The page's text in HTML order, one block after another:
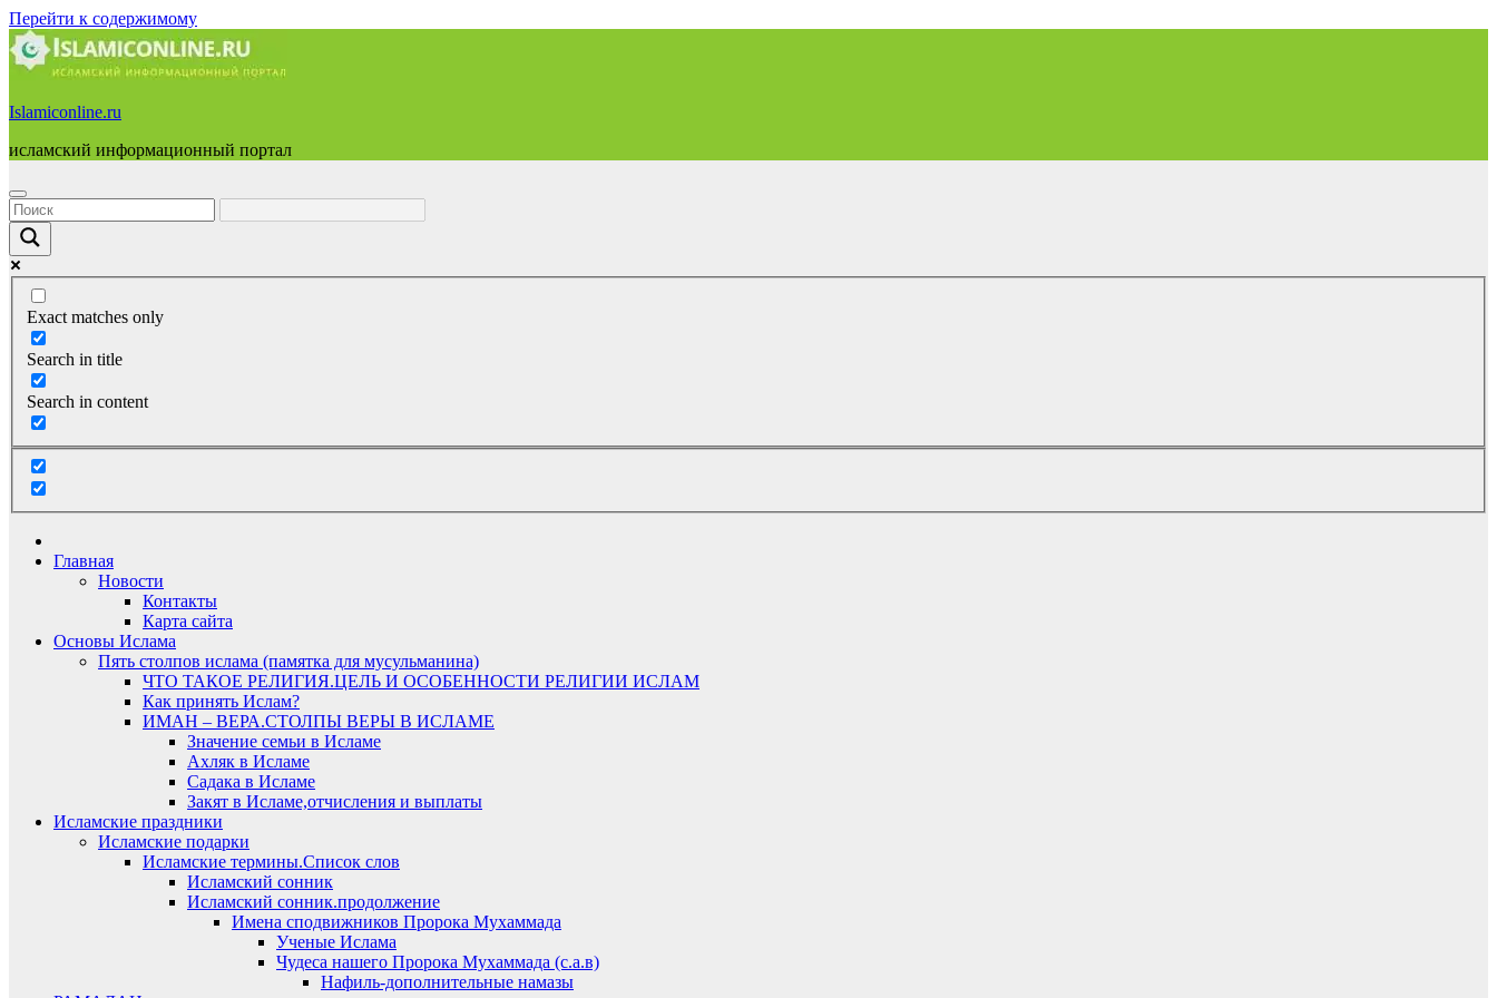
Перейти к содержимому
Islamiconline.ru
исламский информационный портал
Exact matches only
Search in title
Search in content
Главная
Новости
Контакты
Карта сайта
Основы Ислама
Пять столпов ислама (памятка для мусульманина)
ЧТО ТАКОЕ РЕЛИГИЯ.ЦЕЛЬ И ОСОБЕННОСТИ РЕЛИГИИ ИСЛАМ
Как принять Ислам?
ИМАН – ВЕРА.СТОЛПЫ ВЕРЫ В ИСЛАМЕ
Значение семьи в Исламе
Ахляк в Исламе
Садака в Исламе
Закят в Исламе,отчисления и выплаты
Исламские праздники
Исламские подарки
Исламские термины.Список слов
Исламский сонник
Исламский сонник.продолжение
Имена сподвижников Пророка Мухаммада
Ученые Ислама
Чудеса нашего Пророка Мухаммада (с.а.в)
Нафиль-дополнительные намазы